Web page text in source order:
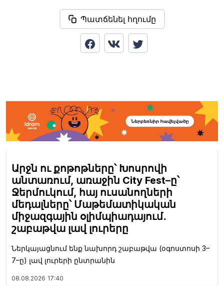
Պատճենել հղումը
Արջն ու քոթոթները՝ Խոսրովի
անտառում, առաջին City Fest–ը՝
Ջերմուկում, հայ ուսանողների
մեդալները՝ Մաթեմատիկական
միջազգային օլիմպիադայում․
շաբաթվա լավ լուրերը
Ներկայացնում ենք նախորդ շաբաթվա (օգոստոսի 3–
7–ը) լավ լուրերի ընտրանին
08.08.2026 17:40